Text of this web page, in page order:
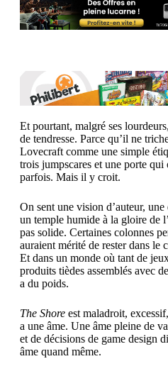
Et pourtant, malgré ses lourdeurs,
de tendresse. Parce qu’il ne
Lovecraft comme une simple
trois jumpscares et une porte
parfois. Mais il y croit.
On sent une vision d’auteur,
un temple humide à la gloire de
pas solide. Certaines colonnes
auraient mérité de rester dans le
Et dans un monde où tant de
produits tièdes assemblés avec
a du poids.
The Shoreest maladroit,
a une âme. Une âme pleine de
et de décisions de game design
âme quand même.